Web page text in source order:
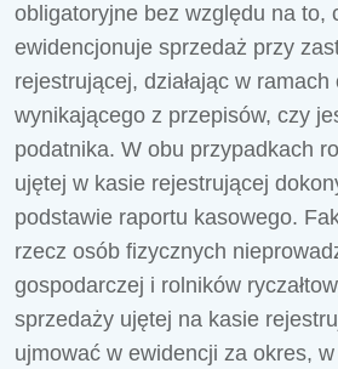
obligatoryjne bez względu na to,
ewidencjonuje sprzedaż przy
rejestrującej, działając w ramach
wynikającego z przepisów, czy
podatnika. W obu przypadkach
ujętej w kasie rejestrującej
podstawie raportu kasowego.
rzecz osób fizycznych
gospodarczej i rolników
sprzedaży ujętej na kasie
ujmować w ewidencji za okres, w